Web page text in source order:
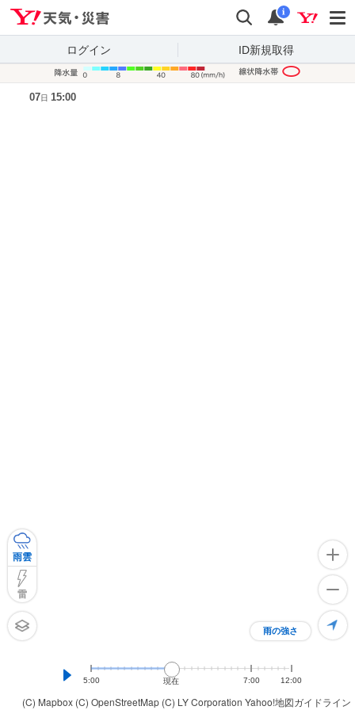
検索 通知
i
ログイン ID新規取得
(C) Mapbox (C) OpenStreetMap (C) LY Corporation Yahoo!地図ガイドライン
雨の強さ
雨雲
雷
5:00 現在 7:00 12:00
07日 15:00